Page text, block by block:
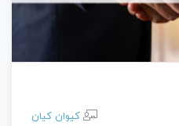
کیوان کیان